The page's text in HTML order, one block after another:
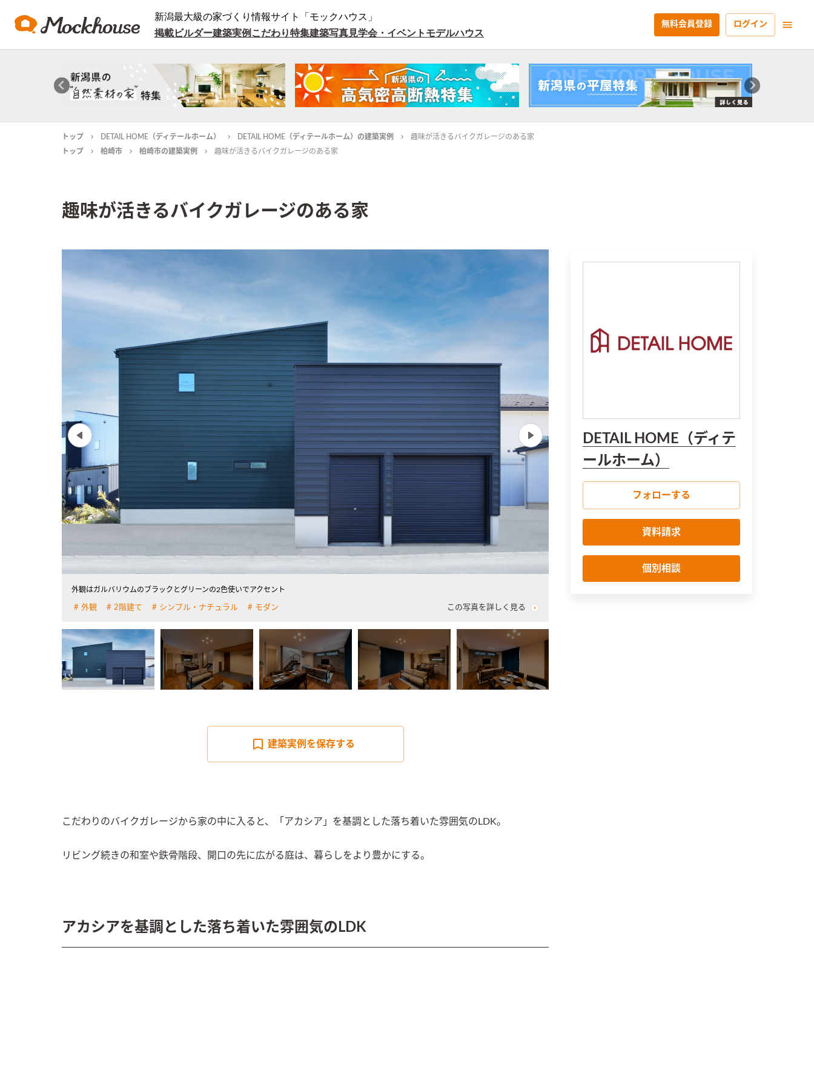
新潟最大級の家づくり情報サイト「モックハウス」
掲載ビルダー建築実例 こだわり特集建築写真見学会・イベント モデルハウス
無料会員登録 ログイン
トップ DETAIL HOME（ディテールホーム） DETAIL HOME（ディテールホーム）の建築実例
趣味が活きるバイクガレージのある家
トップ
柏崎市 柏崎市の建築実例 趣味が活きるバイクガレージのある家
趣味が活きるバイクガレージのある家
外観はガルバリウムのブラックとグリーンの2色使いでアクセント
外観 2階建て シンプル・ナチュラル モダン この写真を詳しく見る
建築実例を保存する
こだわりのバイクガレージから家の中に入ると、「アカシア」を基調とした落ち着いた雰囲気のLDK。
リビング続きの和室や鉄骨階段、開口の先に広がる庭は、暮らしをより豊かにする。
アカシアを基調とした落ち着いた雰囲気のLDK
DETAIL HOME（ディテ
ールホーム）
フォローする
資料請求
個別相談